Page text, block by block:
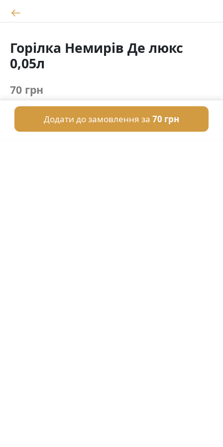
Горілка Немирів Де люкс
0,05л
70 грн
Додати до замовлення за 70 грн